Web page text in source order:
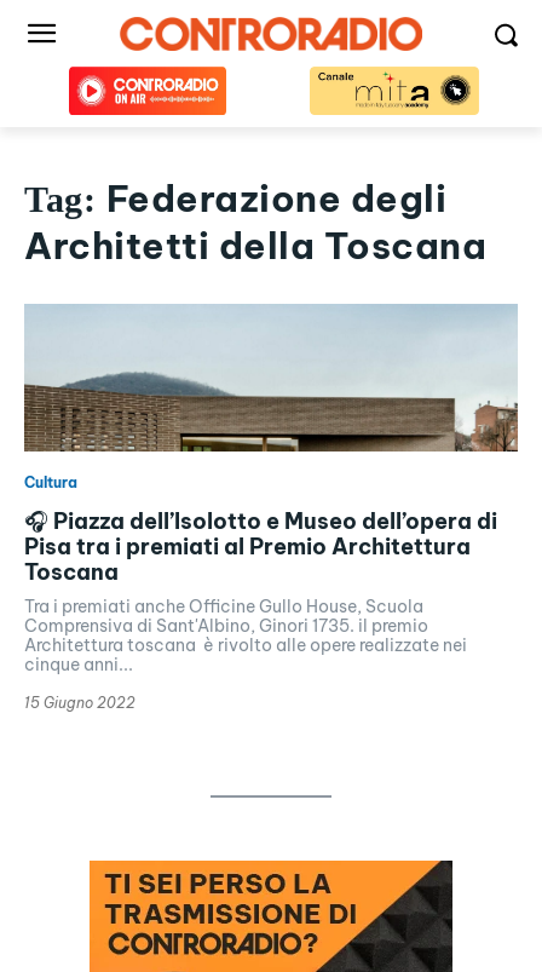
Tag: Federazione degli
Architetti della Toscana
Cultura
🎧 Piazza dell’Isolotto e Museo dell’opera di
Pisa tra i premiati al Premio Architettura
Toscana
Tra i premiati anche Officine Gullo House, Scuola
Comprensiva di Sant'Albino, Ginori 1735. il premio
Architettura toscana è rivolto alle opere realizzate nei
cinque anni...
15 Giugno 2022